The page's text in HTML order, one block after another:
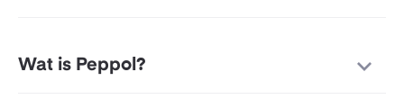
Wat is Peppol?